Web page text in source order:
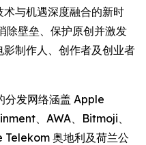
与机遇深度融合的新时
除壁垒、保护原创并激发
制作人、创作者及创业者
分发网络涵盖 Apple
、AWA、Bitmoji、
奥地利及荷兰公